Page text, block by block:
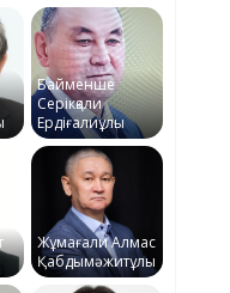
Байменше
Серікқали
Ердіғалиұлы
Жұмағали Алмас
Қабдымәжитұлы